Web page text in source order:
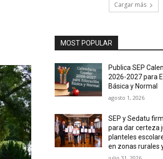
Cargar más
MOST POPULAR
Publica SEP
2026-2027 para
Básica y Normal
agosto 1, 2026
SEP y Sedatu
para dar certeza
planteles
en zonas rurales